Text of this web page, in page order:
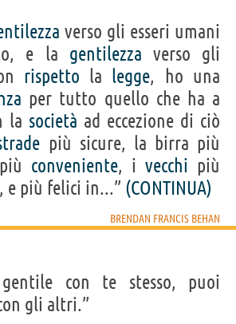
verso gli esseri umani
e la gentilezza verso gli
rispetto la legge, ho una
per tutto quello che ha a
la società ad eccezione di ciò
più sicure, la birra più
più conveniente, i vecchi più
, e più felici in...” (CONTINUA)
BRENDAN FRANCIS BEHAN
con te stesso, puoi
gli altri.”